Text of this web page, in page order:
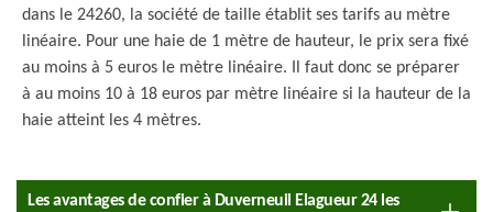
dans le 24260, la société de taille établit ses tarifs au mètre
linéaire. Pour une haie de 1 mètre de hauteur, le prix sera fixé
au moins à 5 euros le mètre linéaire. Il faut donc se préparer
à au moins 10 à 18 euros par mètre linéaire si la hauteur de la
haie atteint les 4 mètres.
Les avantages de confier à Duverneuil Elagueur 24 les